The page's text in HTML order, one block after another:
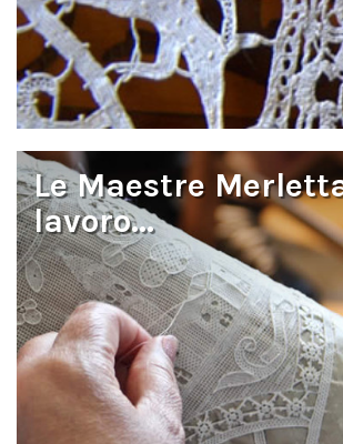
Le Maestre
lavoro...